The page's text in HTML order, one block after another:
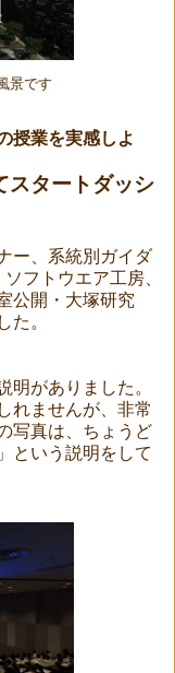
景です
授業を実感しよ
タートダッシ
ー、 系統別ガイダ
ソフトウエア工房、
公開・大塚研究
た。
明がありました。
れませんが、非常
写真は、ちょうど
という説明をして